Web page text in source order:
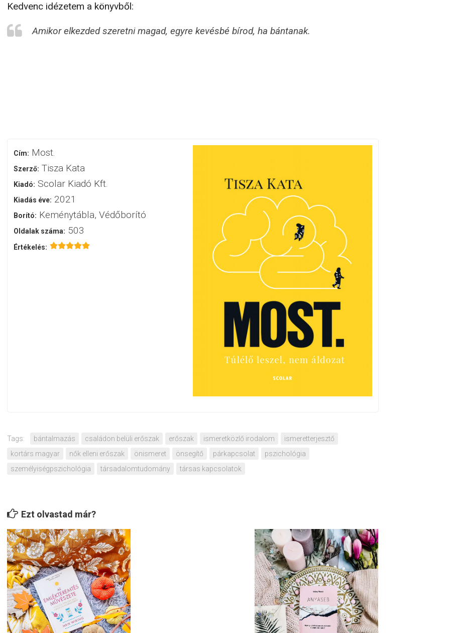
Kedvenc idézetem a könyvből:
Amikor elkezded szeretni magad, egyre kevésbé bírod, ha bántanak.
Cím: Most.
Szerző: Tisza Kata
Kiadó: Scolar Kiadó Kft.
Kiadás éve: 2021
Borító: Keménytábla, Védőborító
Oldalak száma: 503
Értékelés:
Tags: bántalmazás családon belüli erőszak erőszak ismeretközlő irodalom
ismeretterjesztő
kortárs magyar
nők elleni erőszak önismeret önsegítő párkapcsolat
pszichológia
személyiségpszichológia
társadalomtudomány társas kapcsolatok
Ezt olvastad már?